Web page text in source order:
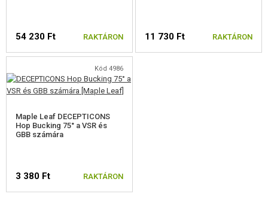
54 230 Ft RAKTÁRON 11 730 Ft RAKTÁRON
Kód 4986
Maple Leaf DECEPTICONS
Hop Bucking 75° a VSR és
GBB számára
3 380 Ft RAKTÁRON